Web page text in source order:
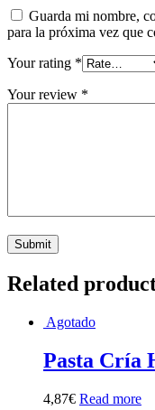
Guarda mi nombre,
para la próxima vez que
Your rating *
Your review *
Related
Agotado
Pasta Cría
4,87€ Read more